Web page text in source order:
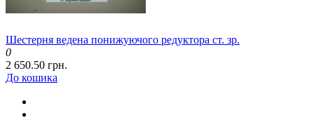
Шестерня ведена понижуючого редуктора ст. зр.
0
2 650.50 грн.
До кошика